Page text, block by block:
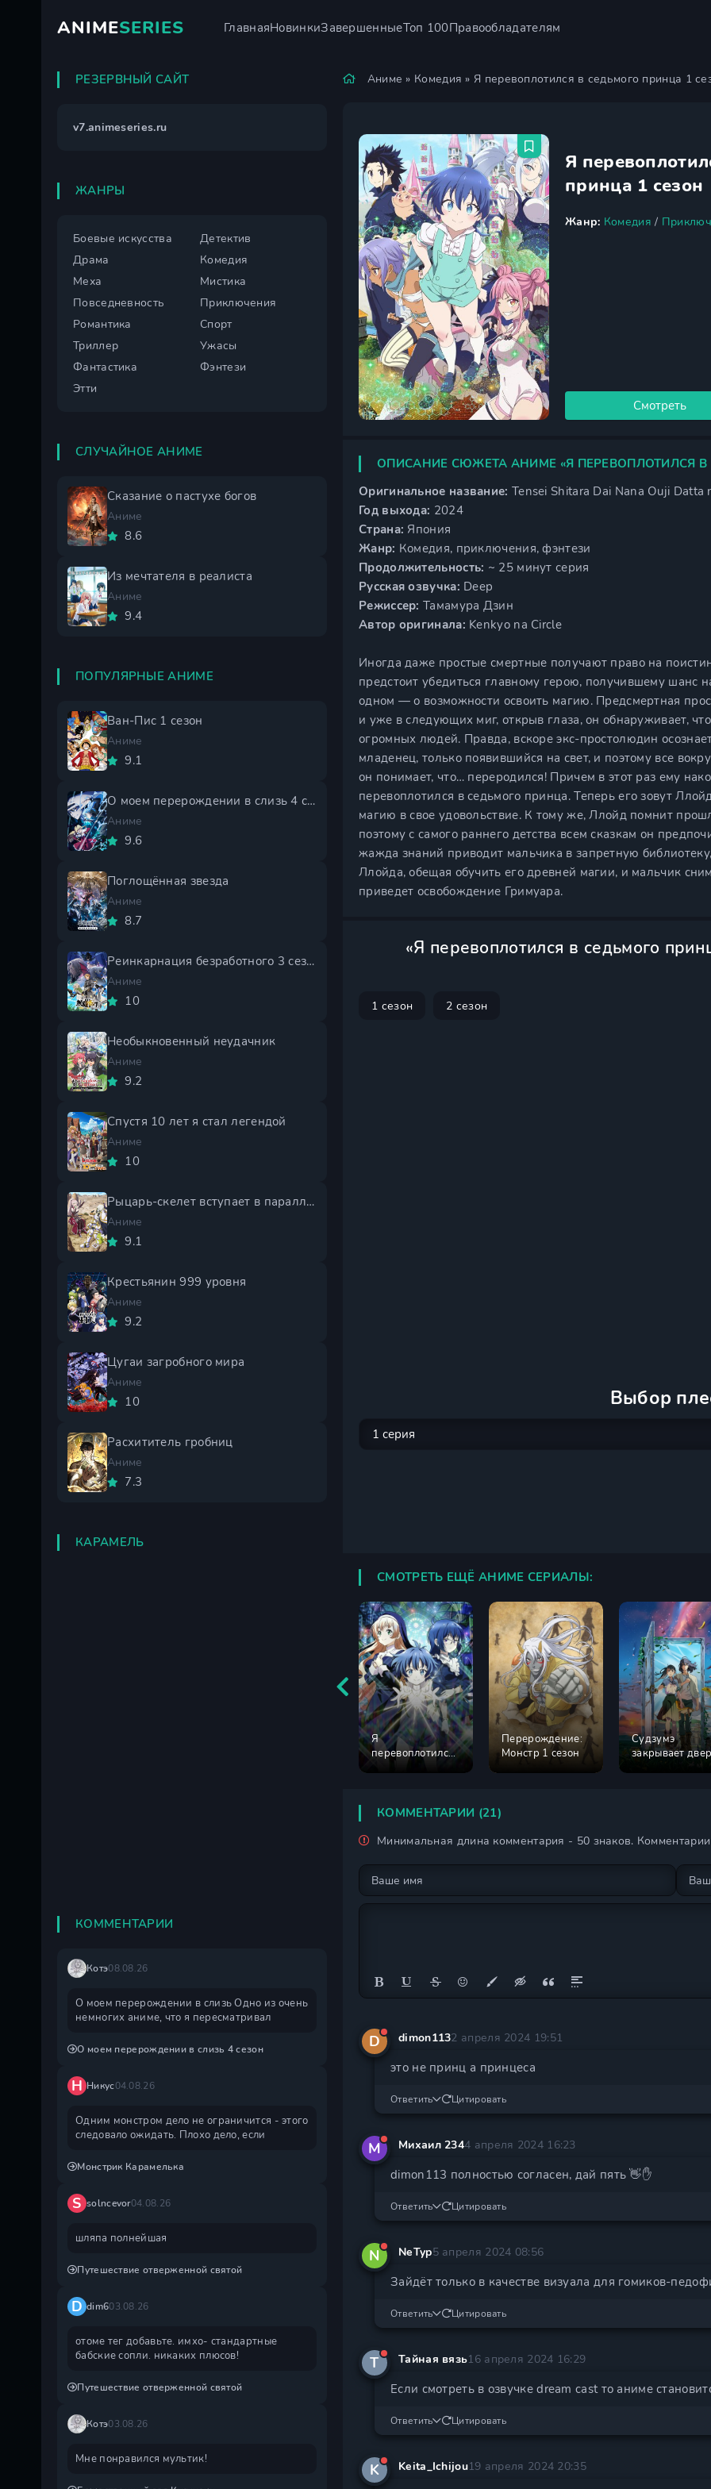
ANIMESERIES ГлавнаяНовинкиЗавершенныеТоп 100Правообладателям
Аниме » Комедия » Я перевоплотился в седьмого принца 1
Я
принца 1 сезон
Жанр: Комедия /
Смотреть
ОПИСАНИЕ СЮЖЕТА АНИМЕ «Я ПЕРЕВОПЛОТИЛСЯ
Оригинальное название: Tensei Shitara Dai Nana Ouji Datta
Год выхода: 2024
Страна: Япония
Жанр: Комедия, приключения, фэнтези
Продолжительность: ~ 25 минут серия
Русская озвучка: Deep
Режиссер: Тамамура Дзин
Автор оригинала: Kenkyo na Circle
Иногда даже простые смертные получают право на
предстоит убедиться главному герою, получившему шанс
одном — о возможности освоить магию. Предсмертная
и уже в следующих миг, открыв глаза, он обнаруживает,
огромных людей. Правда, вскоре экс-простолюдин
младенец, только появившийся на свет, и поэтому все
он понимает, что… переродился! Причем в этот раз ему
перевоплотился в седьмого принца. Теперь его зовут
магию в свое удовольствие. К тому же, Ллойд помнит
поэтому с самого раннего детства всем сказкам он
жажда знаний приводит мальчика в запретную
Ллойда, обещая обучить его древней магии, и мальчик
приведет освобождение Гримуара.
«Я перевоплотился в седьмого
1 сезон 2 сезон
Выбор
СМОТРЕТЬ ЕЩЁ АНИМЕ СЕРИАЛЫ:
Я
перевоплотился
в седьмого
Перерождение:
Монстр 1 сезон
Судзумэ
закрывает
КОММЕНТАРИИ (21)
Минимальная длина комментария - 50 знаков.
D dimon1132 апреля 2024 19:51
это не принц а принцеса
Ответить Цитировать
М Михаил 2344 апреля 2024 16:23
dimon113 полностью согласен, дай пять 👋✋
Ответить Цитировать
N NeTyp5 апреля 2024 08:56
Зайдёт только в качестве визуала для гомиков-
Ответить Цитировать
Т Тайная вязь16 апреля 2024 16:29
Если смотреть в озвучке dream cast то аниме
Ответить Цитировать
K Keita_Ichijou19 апреля 2024 20:35
РЕЗЕРВНЫЙ САЙТ
v7.animeseries.ru
ЖАНРЫ
Боевые искусства
Детектив
Драма
Комедия
Меха
Мистика
Повседневность
Приключения
Романтика
Спорт
Триллер
Ужасы
Фантастика
Фэнтези
Этти
СЛУЧАЙНОЕ АНИМЕ
Сказание о пастухе богов
Аниме
8.6
Из мечтателя в реалиста
Аниме
9.4
ПОПУЛЯРНЫЕ АНИМЕ
Ван-Пис 1 сезон
Аниме
9.1
О моем перерождении в слизь 4 сезон
Аниме
9.6
Поглощённая звезда
Аниме
8.7
Реинкарнация безработного 3 сезон
Аниме
10
Необыкновенный неудачник
Аниме
9.2
Спустя 10 лет я стал легендой
Аниме
10
Рыцарь-скелет вступает в параллельный мир 2 сезон
Аниме
9.1
Крестьянин 999 уровня
Аниме
9.2
Цугаи загробного мира
Аниме
10
Расхититель гробниц
Аниме
7.3
КАРАМЕЛЬ
КОММЕНТАРИИ
Котэ08.08.26
О моем перерождении в слизь Одно из очень
немногих аниме, что я пересматривал
О моем перерождении в слизь 4 сезон
Н Никус04.08.26
Одним монстром дело не ограничится - этого
следовало ожидать. Плохо дело, если
Монстрик Карамелька
S solncevor04.08.26
шляпа полнейшая
Путешествие отверженной святой
D dim603.08.26
отоме тег добавьте. имхо- стандартные
бабские сопли. никаких плюсов!
Путешествие отверженной святой
Котэ03.08.26
Мне понравился мультик!